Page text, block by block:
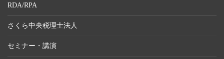
RDA/RPA
さくら中央税理士法人
セミナー・講演